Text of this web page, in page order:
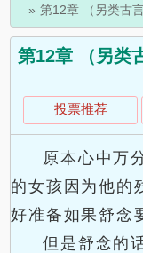
第12章 （另类古
第12章 （另类
投票推荐
原本心中万
的女孩因为他的
好准备如果舒念
但是舒念的